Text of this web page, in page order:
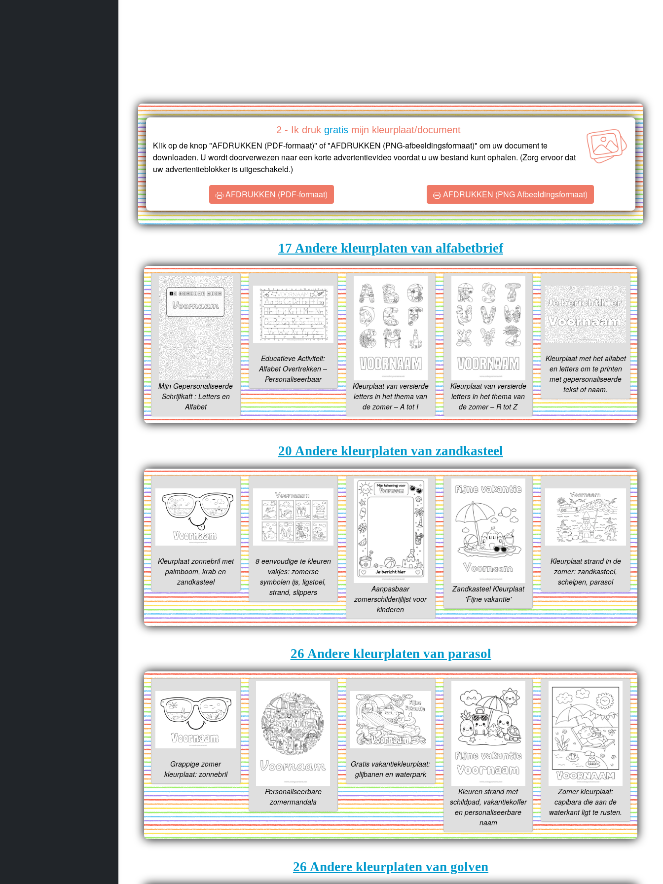
2 - Ik druk gratis mijn kleurplaat/document
Klik op de knop "AFDRUKKEN (PDF-formaat)" of "AFDRUKKEN (PNG-afbeeldingsformaat)" om uw document te
downloaden. U wordt doorverwezen naar een korte advertentievideo voordat u uw bestand kunt ophalen. (Zorg ervoor dat
uw advertentieblokker is uitgeschakeld.)
AFDRUKKEN (PDF-formaat) AFDRUKKEN (PNG Afbeeldingsformaat)
17 Andere kleurplaten van alfabetbrief
Mijn Gepersonaliseerde
Schrijfkaft : Letters en
Alfabet
Educatieve Activiteit:
Alfabet Overtrekken –
Personaliseerbaar
Kleurplaat van versierde
letters in het thema van
de zomer – A tot I
Kleurplaat van versierde
letters in het thema van
de zomer – R tot Z
Kleurplaat met het alfabet
en letters om te printen
met gepersonaliseerde
tekst of naam.
20 Andere kleurplaten van zandkasteel
Kleurplaat zonnebril met
palmboom, krab en
zandkasteel
8 eenvoudige te kleuren
vakjes: zomerse
symbolen ijs, ligstoel,
strand, slippers
Aanpasbaar
zomerschilderijlijst voor
kinderen
Zandkasteel Kleurplaat
'Fijne vakantie'
Kleurplaat strand in de
zomer: zandkasteel,
schelpen, parasol
26 Andere kleurplaten van parasol
Grappige zomer
kleurplaat: zonnebril
Personaliseerbare
zomermandala
Gratis vakantiekleurplaat:
glijbanen en waterpark
Kleuren strand met
schildpad, vakantiekoffer
en personaliseerbare
naam
Zomer kleurplaat:
capibara die aan de
waterkant ligt te rusten.
26 Andere kleurplaten van golven